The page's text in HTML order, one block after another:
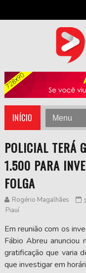
INÍCIO
POLICIAL TERÁ
1.500 PARA
FOLGA
Rogério Magalhães
Piauí
Em reunião com os
Fábio Abreu anunciou
gratificação que varia
que investigar em